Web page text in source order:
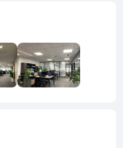
公司代理产品主要
钾栓、注射用盐酸
品系列为主，产品
还有非药品医疗销售